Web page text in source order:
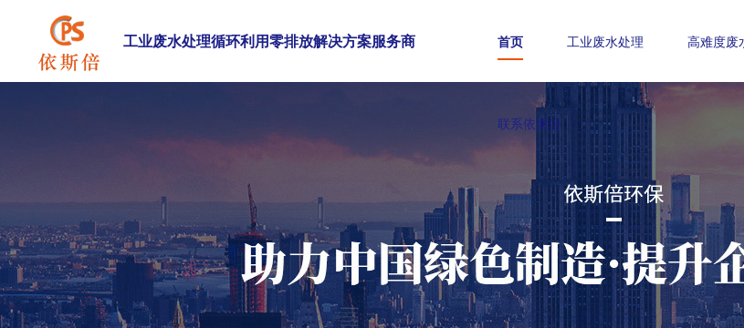
工业废水处理循环利用零排放解决方案服务商 首页 工业废水处理 高难度废
联系依斯倍